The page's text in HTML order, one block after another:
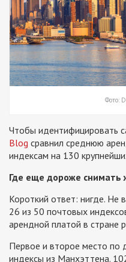
Фото:
Чтобы идентифицировать
Blog сравнил среднюю
индексам на 130
Где еще дороже снимать
Короткий ответ: нигде.
26 из 50 почтовых
арендной платой в стране
Первое и второе место по
индексы из Манхэттена.